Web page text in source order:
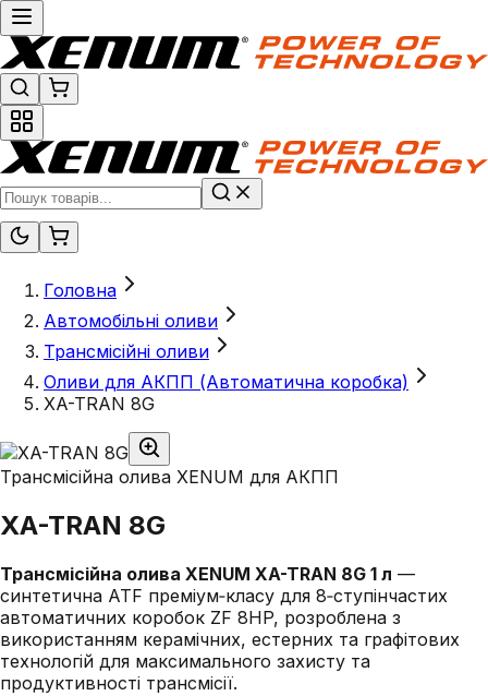
Головна
Автомобільні оливи
Трансмісійні оливи
Оливи для АКПП (Автоматична коробка)
XA-TRAN 8G
Трансмісійна олива XENUM для АКПП
XA-TRAN 8G
Трансмісійна олива XENUM XA-TRAN 8G 1 л —
синтетична ATF преміум‑класу для 8‑ступінчастих
автоматичних коробок ZF 8HP, розроблена з
використанням керамічних, естерних та графітових
технологій для максимального захисту та
продуктивності трансмісії.